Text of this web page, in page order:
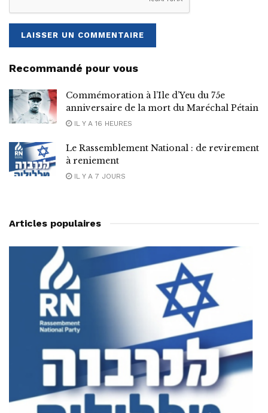
Recommandé pour vous
Commémoration à l’Ile d’Yeu du 75e
anniversaire de la mort du Maréchal Pétain
IL Y A 16 HEURES
Le Rassemblement National : de revirement
à reniement
IL Y A 7 JOURS
Articles populaires